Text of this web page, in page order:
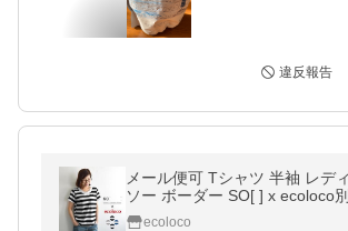
違反報告
メール便可 Tシャツ 半袖 レデ
ソー ボーダー SO[ ] x ecoloco
春 夏 大きいサイズ 26SS0417R,
ecoloco